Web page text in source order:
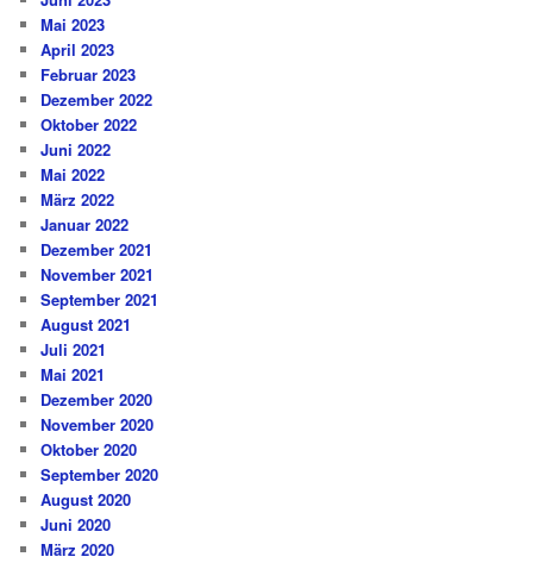
Mai 2023
April 2023
Februar 2023
Dezember 2022
Oktober 2022
Juni 2022
Mai 2022
März 2022
Januar 2022
Dezember 2021
November 2021
September 2021
August 2021
Juli 2021
Mai 2021
Dezember 2020
November 2020
Oktober 2020
September 2020
August 2020
Juni 2020
März 2020